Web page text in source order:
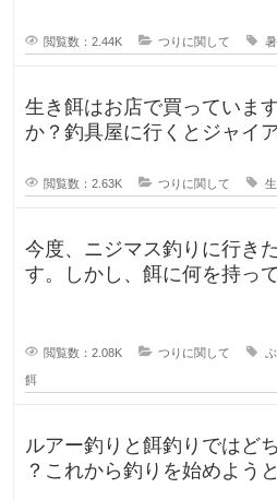
閲覧数：2.44K つりに関して
生き餌はお店で買っていま
か？釣具屋に行くとジャイ
閲覧数：2.63K つりに関して
今度、ニジマス釣りに行き
す。しかし、餌に何を持っ
閲覧数：2.08K つりに関して
餌
ルアー釣りと餌釣りではど
？これから釣りを始めよう